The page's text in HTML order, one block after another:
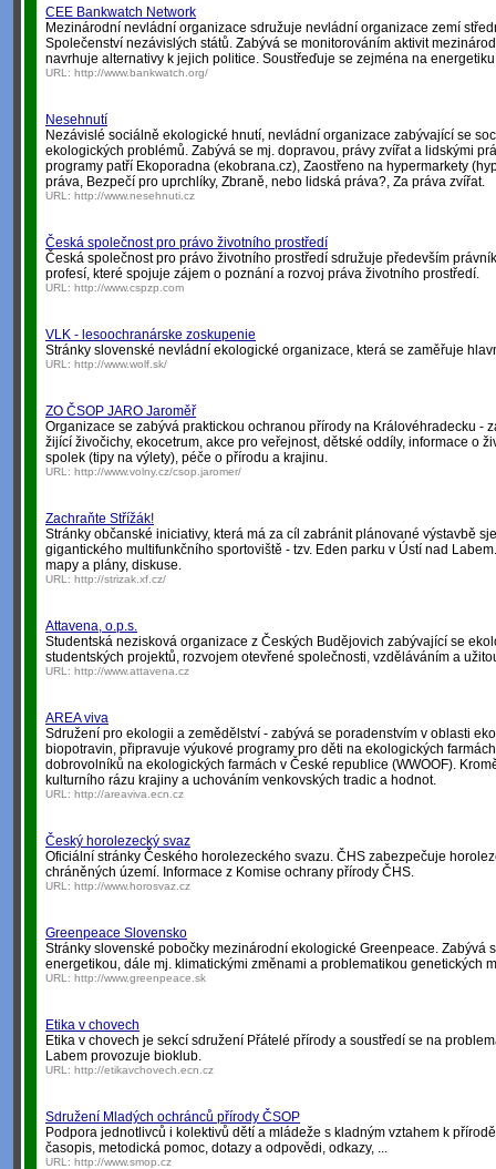
CEE Bankwatch Network
Mezinárodní nevládní organizace sdružuje nevládní organizace zemí
Společenství nezávislých států. Zabývá se monitorováním aktivit
navrhuje alternativy k jejich politice. Soustřeďuje se zejména na
URL: http://www.bankwatch.org/
Nesehnutí
Nezávislé sociálně ekologické hnutí, nevládní organizace zabývající se
ekologických problémů. Zabývá se mj. dopravou, právy zvířat a lidskými
programy patří Ekoporadna (ekobrana.cz), Zaostřeno na hypermarkety
práva, Bezpečí pro uprchlíky, Zbraně, nebo lidská práva?, Za práva zvířat.
URL: http://www.nesehnuti.cz
Česká společnost pro právo životního prostředí
Česká společnost pro právo životního prostředí sdružuje především
profesí, které spojuje zájem o poznání a rozvoj práva životního prostředí.
URL: http://www.cspzp.com
VLK - lesoochranárske zoskupenie
Stránky slovenské nevládní ekologické organizace, která se zaměřuje
URL: http://www.wolf.sk/
ZO ČSOP JARO Jaroměř
Organizace se zabývá praktickou ochranou přírody na Královéhradecku -
žijící živočichy, ekocetrum, akce pro veřejnost, dětské oddíly, informace o
spolek (tipy na výlety), péče o přírodu a krajinu.
URL: http://www.volny.cz/csop.jaromer/
Zachraňte Střížák!
Stránky občanské iniciativy, která má za cíl zabránit plánované výstavbě
gigantického multifunkčního sportoviště - tzv. Eden parku v Ústí nad
mapy a plány, diskuse.
URL: http://strizak.xf.cz/
Attavena, o.p.s.
Studentská nezisková organizace z Českých Budějovich zabývající se
studentských projektů, rozvojem otevřené společnosti, vzděláváním a
URL: http://www.attavena.cz
AREA viva
Sdružení pro ekologii a zemědělství - zabývá se poradenstvím v oblasti
biopotravin, připravuje výukové programy pro děti na ekologických
dobrovolníků na ekologických farmách v České republice (WWOOF).
kulturního rázu krajiny a uchováním venkovských tradic a hodnot.
URL: http://areaviva.ecn.cz
Český horolezecký svaz
Oficiální stránky Českého horolezeckého svazu. ČHS zabezpečuje
chráněných území. Informace z Komise ochrany přírody ČHS.
URL: http://www.horosvaz.cz
Greenpeace Slovensko
Stránky slovenské pobočky mezinárodní ekologické Greenpeace. Zabývá
energetikou, dále mj. klimatickými změnami a problematikou genetických
URL: http://www.greenpeace.sk
Etika v chovech
Etika v chovech je sekcí sdružení Přátelé přírody a soustředí se na
Labem provozuje bioklub.
URL: http://etikavchovech.ecn.cz
Sdružení Mladých ochránců přírody ČSOP
Podpora jednotlivců i kolektivů dětí a mládeže s kladným vztahem k
časopis, metodická pomoc, dotazy a odpovědi, odkazy, ...
URL: http://www.smop.cz